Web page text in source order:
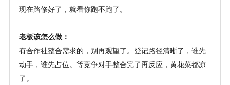
现在路修好了，就看你跑不跑了。
老板该怎么做：
有合作社整合需求的，别再观望了。登记路径清晰了，谁先
动手，谁先占位。等竞争对手整合完了再反应，黄花菜都凉
了。